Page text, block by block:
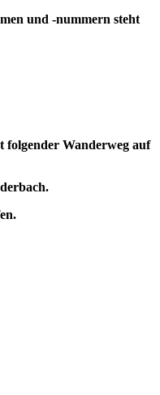
und -nummern steht
folgender Wanderweg auf